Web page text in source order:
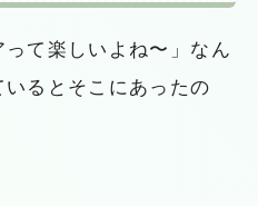
って楽しいよね〜」なん
るとそこにあったの